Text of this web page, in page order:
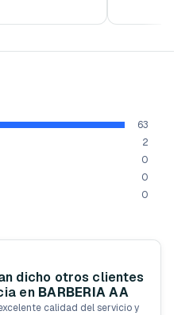
63
2
0
0
0
dicho otros clientes
en BARBERIA AA
calidad del servicio y